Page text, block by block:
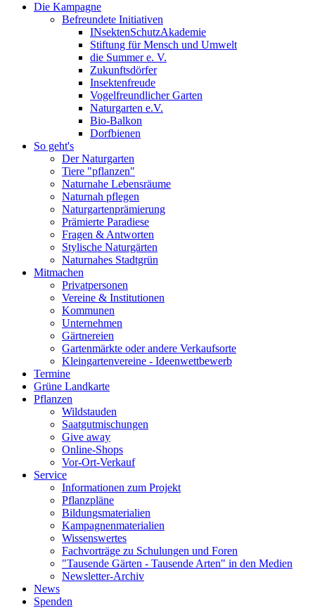
Die Kampagne
Befreundete Initiativen
INsektenSchutzAkademie
Stiftung für Mensch und Umwelt
die Summer e. V.
Zukunftsdörfer
Insektenfreude
Vogelfreundlicher Garten
Naturgarten e.V.
Bio-Balkon
Dorfbienen
So geht's
Der Naturgarten
Tiere "pflanzen"
Naturnahe Lebensräume
Naturnah pflegen
Naturgartenprämierung
Prämierte Paradiese
Fragen & Antworten
Stylische Naturgärten
Naturnahes Stadtgrün
Mitmachen
Privatpersonen
Vereine & Institutionen
Kommunen
Unternehmen
Gärtnereien
Gartenmärkte oder andere Verkaufsorte
Kleingartenvereine - Ideenwettbewerb
Termine
Grüne Landkarte
Pflanzen
Wildstauden
Saatgutmischungen
Give away
Online-Shops
Vor-Ort-Verkauf
Service
Informationen zum Projekt
Pflanzpläne
Bildungsmaterialien
Kampagnenmaterialien
Wissenswertes
Fachvorträge zu Schulungen und Foren
"Tausende Gärten - Tausende Arten" in den Medien
Newsletter-Archiv
News
Spenden